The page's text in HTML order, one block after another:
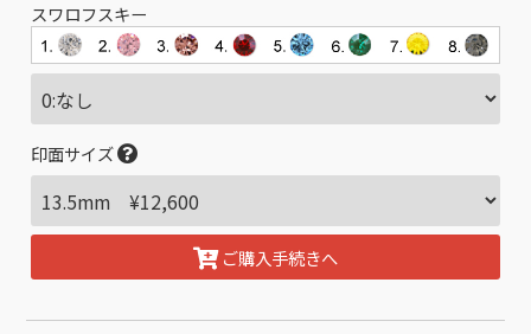
スワロフスキー
印面サイズ
ご購入手続きへ